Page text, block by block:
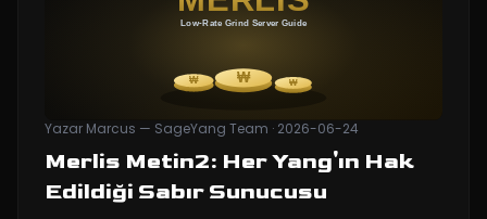
Yazar Marcus — SageYang Team · 2026-06-24
Merlis Metin2: Her Yang'ın Hak
Edildiği Sabır Sunucusu